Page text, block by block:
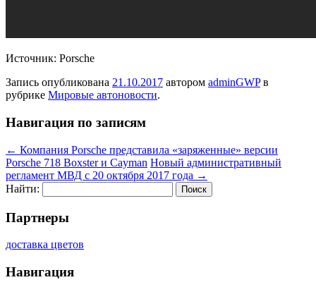
Источник: Porsche
Запись опубликована 21.10.2017 автором adminGWPв
рубрике Мировые автоновости.
Навигация по записям
← Компания Porsche представила «заряженные» версии
Porsche 718 Boxster и Cayman Новый административный
регламент МВД с 20 октября 2017 года →
Найти:
Партнеры
доставка цветов
Навигация